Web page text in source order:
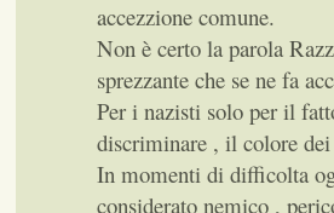
accezzione comune.
Non è certo la parola
sprezzante che se ne fa
Per i nazisti solo per il
discriminare , il colore
In momenti di difficolta
considerato nemico ,